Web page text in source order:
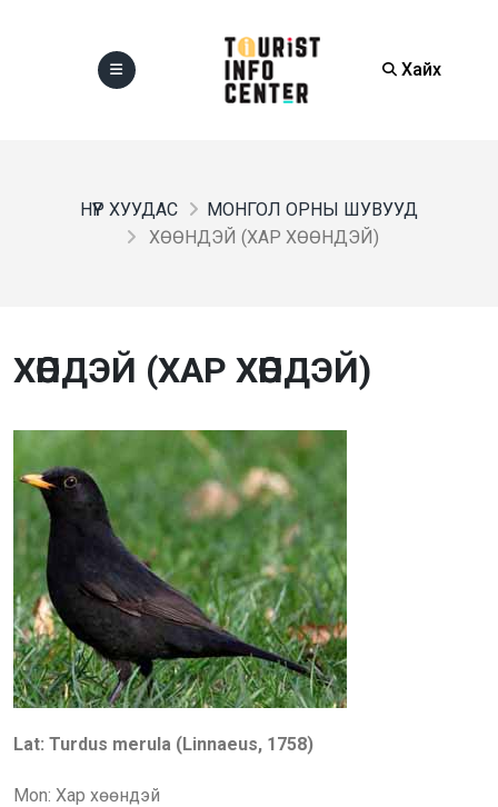
Хайх
НҮҮР ХУУДАС
МОНГОЛ ОРНЫ ШУВУУД
ХӨӨНДЭЙ (ХАР ХӨӨНДЭЙ)
ХӨӨНДЭЙ (ХАР ХӨӨНДЭЙ)
Lat: Turdus merula (Linnaeus, 1758)
Mon: Хар хөөндэй